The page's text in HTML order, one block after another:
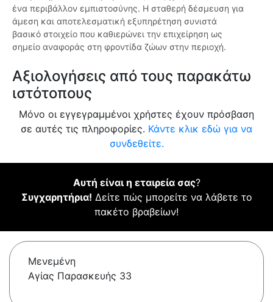
ένα περιβάλλον εμπιστοσύνης. Η σταθερή δέσμευση για
άμεση και αποτελεσματική εξυπηρέτηση συνιστά
βασικό στοιχείο που καθιερώνει την επιχείρηση ως
σημείο αναφοράς στη φροντίδα ζώων στην περιοχή.
Αξιολογήσεις από τους παρακάτω
ιστότοπους
Μόνο οι εγγεγραμμένοι χρήστες έχουν πρόσβαση
σε αυτές τις πληροφορίες. Κάντε κλικ εδώ για να
συνδεθείτε.
Αυτή είναι η εταιρεία σας?
Συγχαρητήρια! Δείτε πώς μπορείτε να λάβετε το
πακέτο βραβείων!
Μενεμένη
Αγίας Παρασκευής 33